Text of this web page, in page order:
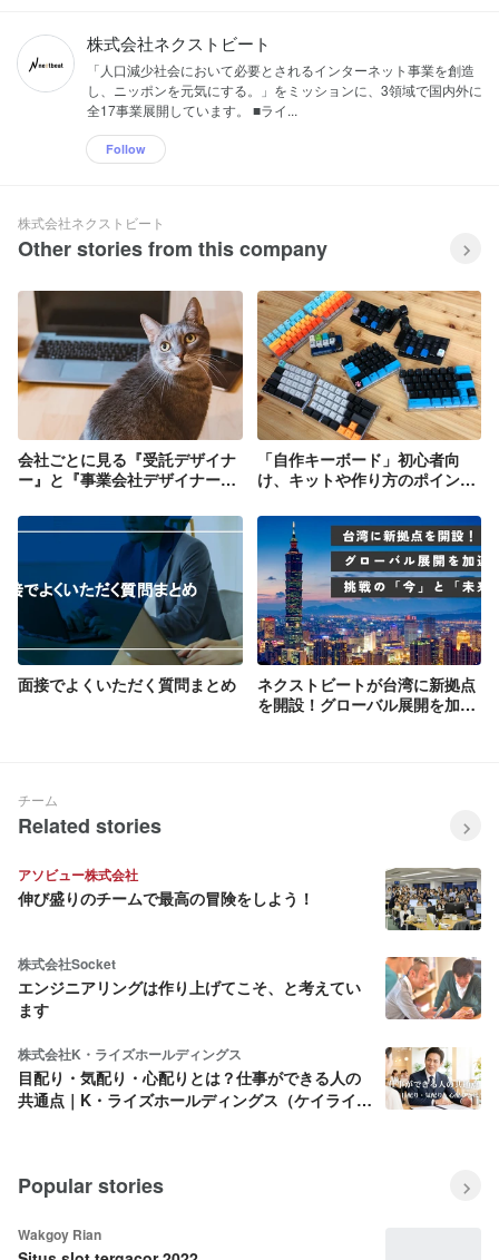
株式会社ネクストビート
「人口減少社会において必要とされるインターネット事業を創造
し、ニッポンを元気にする。」をミッションに、3領域で国内外に
全17事業展開しています。 ■ライ...
Follow
株式会社ネクストビート
Other stories from this company
会社ごとに見る『受託デザイナ
ー』と『事業会社デザイナー』
「自作キーボード」初心者向
け、キットや作り方のポイント
によるビルドレポート。
面接でよくいただく質問まとめ
ネクストビートが台湾に新拠点
を開設！グローバル展開を加速
チーム
Related stories
アソビュー株式会社
伸び盛りのチームで最高の冒険をしよう！
株式会社Socket
エンジニアリングは作り上げてこそ、と考えてい
ます
株式会社K・ライズホールディングス
目配り・気配り・心配りとは？仕事ができる人の
共通点｜K・ライズホールディングス（ケイライ
Popular stories
Wakgoy Rian